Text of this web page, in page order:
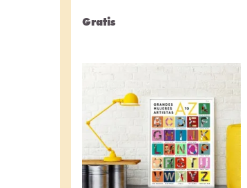
Gratis